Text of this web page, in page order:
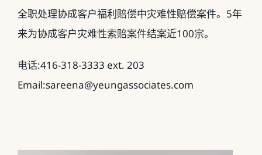
全职处理协成客户福利赔偿中灾难性赔偿案件。5年
来为协成客户灾难性索赔案件结案近100宗。
电话:416-318-3333 ext. 203
Email:sareena@yeungassociates.com